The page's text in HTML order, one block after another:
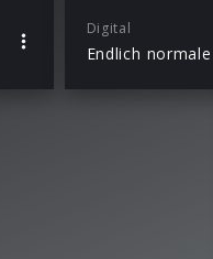
Digital